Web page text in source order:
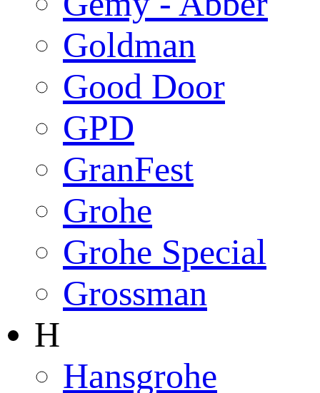
Goldman
Good Door
GPD
GranFest
Grohe
Grohe Special
Grossman
H
Hansgrohe